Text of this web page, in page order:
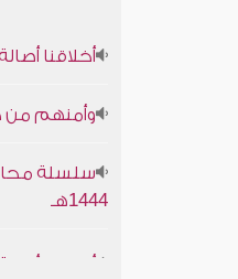
1444هـ